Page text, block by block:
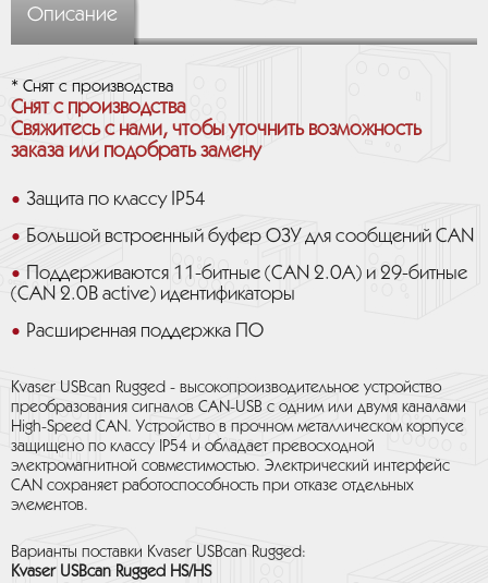
Описание
* Снят с производства
Снят с производства
Свяжитесь с нами, чтобы уточнить возможность
заказа или подобрать замену
Защита по классу IP54
Большой встроенный буфер ОЗУ для сообщений CAN
Поддерживаются 11-битные (CAN 2.0A) и 29-битные
(CAN 2.0B active) идентификаторы
Расширенная поддержка ПО
Kvaser USBcan Rugged - высокопроизводительное устройство
преобразования сигналов CAN-USB с одним или двумя каналами
High-Speed CAN. Устройство в прочном металлическом корпусе
защищено по классу IP54 и обладает превосходной
электромагнитной совместимостью. Электрический интерфейс
CAN сохраняет работоспособность при отказе отдельных
элементов.
Варианты поставки Kvaser USBcan Rugged:
Kvaser USBcan Rugged HS/HS